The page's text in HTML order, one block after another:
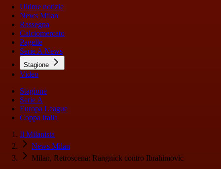
Ultime notizie
News Milan
Rassegna
Calciomercato
Pagelle
Serie A News
Stagione
Video
Stagione
Serie A
Europa League
Coppa Italia
Il Milanista
News Milan
Milan, Retroscena: Rangnick contro Ibrahimovic